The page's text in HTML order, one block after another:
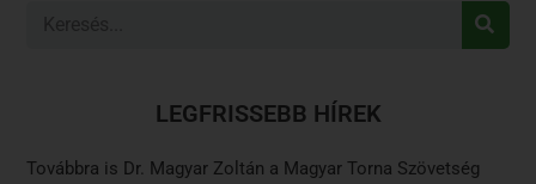
LEGFRISSEBB HÍREK
Továbbra is Dr. Magyar Zoltán a Magyar Torna Szövetség